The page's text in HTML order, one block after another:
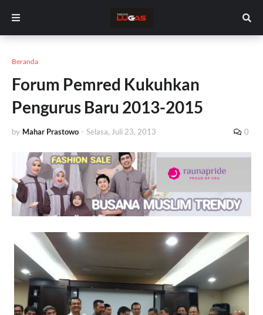
Beranda
Forum Pemred Kukuhkan
Pengurus Baru 2013-2015
by Mahar Prastowo - Selasa, Juli 23, 2013 0